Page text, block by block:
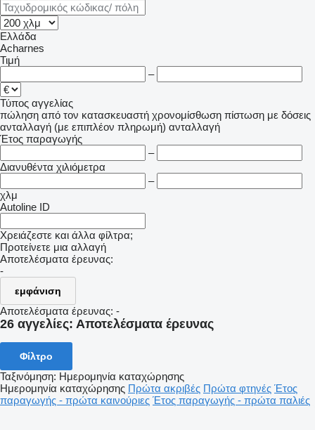
Ελλάδα
Acharnes
Τιμή
–
Τύπος αγγελίας
πώληση από τον κατασκευαστή χρονομίσθωση πίστωση με δόσεις
ανταλλαγή (με επιπλέον πληρωμή) ανταλλαγή
Έτος παραγωγής
–
Διανυθέντα χιλιόμετρα
–
χλμ
Autoline ID
Χρειάζεστε και άλλα φίλτρα;
Προτείνετε μια αλλαγή
Αποτελέσματα έρευνας:
-
εμφάνιση
Αποτελέσματα έρευνας: -
26 αγγελίες: Αποτελέσματα έρευνας
Φίλτρο
Ταξινόμηση: Ημερομηνία καταχώρησης
Ημερομηνία καταχώρησης Πρώτα ακριβές Πρώτα φτηνές Έτος
παραγωγής - πρώτα καινούριες Έτος παραγωγής - πρώτα παλιές